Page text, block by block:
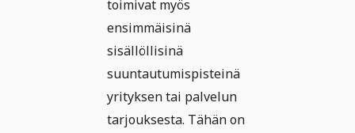
toimivat myös
ensimmäisinä
sisällöllisinä
suuntautumispisteinä
yrityksen tai palvelun
tarjouksesta. Tähän on